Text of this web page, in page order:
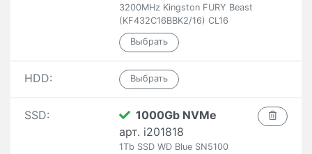
3200MHz Kingston FURY Beast
(KF432C16BBK2/16) CL16
HDD:
SSD:
1000Gb NVMe
арт. i201818
1Tb SSD WD Blue SN5100